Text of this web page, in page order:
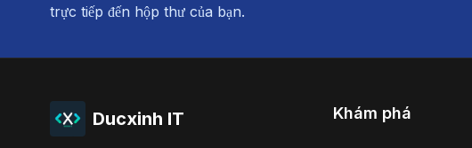
trực tiếp đến hộp thư của bạn.
Ducxinh IT Khám phá